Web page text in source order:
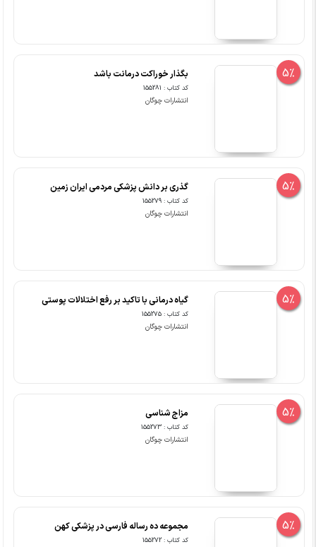
5% بگذار خوراکت درمانت باشد
کد کتاب : 155281
انتشارات چوگان
5% گذری بر دانش پزشکی مردمی ایران زمین
کد کتاب : 155279
انتشارات چوگان
5% گیاه درمانی با تاکید بر رفع اختلالات پوستی
کد کتاب : 155275
انتشارات چوگان
5% مزاج شناسی
کد کتاب : 155273
انتشارات چوگان
5% مجموعه ده رساله فارسی در پزشکی کهن
کد کتاب : 155272